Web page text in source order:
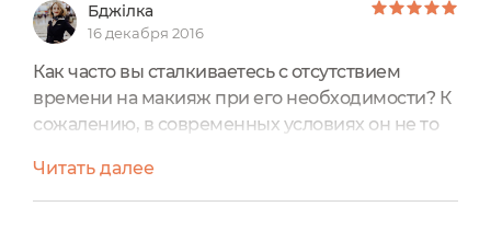
Бджілка
16 декабря 2016
Как часто вы сталкиваетесь с отсутствием
времени на макияж при его необходимости? К
сожалению, в современных условиях он не то
уставали, не высыпались и отражали свое
состояние на коже, общем внешнем виде,
Читать далее